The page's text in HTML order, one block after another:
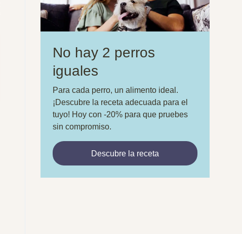
No hay 2 perros
iguales
Para cada perro, un alimento ideal.
¡Descubre la receta adecuada para el
tuyo! Hoy con -20% para que pruebes
sin compromiso.
Descubre la receta